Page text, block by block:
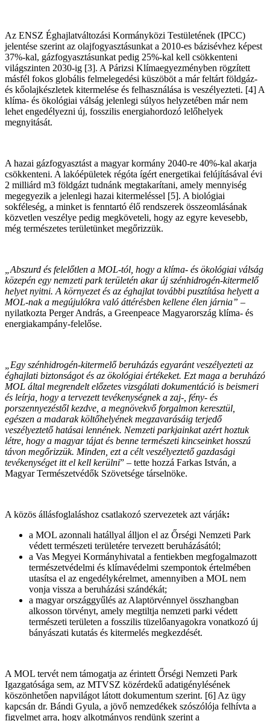
Az ENSZ Éghajlatváltozási Kormányközi Testületének (IPCC)
jelentése szerint az olajfogyasztásunkat a 2010-es bázisévhez képest
37%-kal, gázfogyasztásunkat pedig 25%-kal kell csökkenteni
világszinten 2030-ig [3]. A Párizsi Klímaegyezményben rögzített
másfél fokos globális felmelegedési küszöböt a már feltárt földgáz-
és kőolajkészletek kitermelése és felhasználása is veszélyezteti. [4] A
klíma- és ökológiai válság jelenlegi súlyos helyzetében már nem
lehet engedélyezni új, fosszilis energiahordozó lelőhelyek
megnyitását.
A hazai gázfogyasztást a magyar kormány 2040-re 40%-kal akarja
csökkenteni. A lakóépületek régóta ígért energetikai felújításával évi
2 milliárd m3 földgázt tudnánk megtakarítani, amely mennyiség
megegyezik a jelenlegi hazai kitermeléssel [5]. A biológiai
sokféleség, a minket is fenntartó élő rendszerek összeomlásának
közvetlen veszélye pedig megköveteli, hogy az egyre kevesebb,
még természetes területünket megőrizzük.
„Abszurd és felelőtlen a MOL-tól, hogy a klíma- és ökológiai válság
közepén egy nemzeti park területén akar új szénhidrogén-kitermelő
helyet nyitni. A környezet és az éghajlat további pusztítása helyett a
MOL-nak a megújulókra való áttérésben kellene élen járnia” –
nyilatkozta Perger András, a Greenpeace Magyarország klíma- és
energiakampány-felelőse.
„Egy szénhidrogén-kitermelő beruházás egyaránt veszélyezteti az
éghajlati biztonságot és az ökológiai értékeket. Ezt maga a beruházó
MOL által megrendelt előzetes vizsgálati dokumentáció is beismeri
és leírja, hogy a tervezett tevékenységnek a zaj-, fény- és
porszennyezéstől kezdve, a megnövekvő forgalmon keresztül,
egészen a madarak költőhelyének megzavarásáig terjedő
veszélyeztető hatásai lennének. Nemzeti parkjainkat azért hoztuk
létre, hogy a magyar tájat és benne természeti kincseinket hosszú
távon megőrizzük. Minden, ezt a célt veszélyeztető gazdasági
tevékenységet itt el kell kerülni” – tette hozzá Farkas István, a
Magyar Természetvédők Szövetsége társelnöke.
A közös állásfoglaláshoz csatlakozó szervezetek azt várják:
a MOL azonnali hatállyal álljon el az Őrségi Nemzeti Park
védett természeti területére tervezett beruházásától;
a Vas Megyei Kormányhivatal a fentiekben megfogalmazott
természetvédelmi és klímavédelmi szempontok értelmében
utasítsa el az engedélykérelmet, amennyiben a MOL nem
vonja vissza a beruházási szándékát;
a magyar országgyűlés az Alaptörvénnyel összhangban
alkosson törvényt, amely megtiltja nemzeti parki védett
természeti területen a fosszilis tüzelőanyagokra vonatkozó új
bányászati kutatás és kitermelés megkezdését.
A MOL tervét nem támogatja az érintett Őrségi Nemzeti Park
Igazgatósága sem, az MTVSZ közérdekű adatigénylésének
köszönhetően napvilágot látott dokumentum szerint. [6] Az ügy
kapcsán dr. Bándi Gyula, a jövő nemzedékek szószólója felhívta a
figyelmet arra, hogy alkotmányos rendünk szerint a